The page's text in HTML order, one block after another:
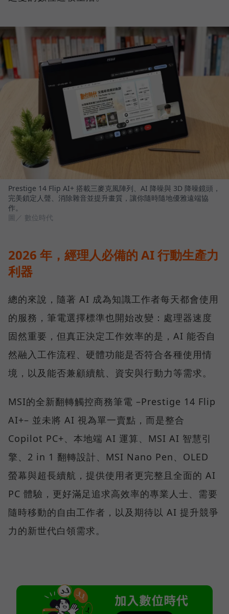
Prestige 14 Flip AI+ 搭載三麥克風陣列、AI 降噪與 3D 降噪鏡頭，
完美鎖定人聲、消除雜音並提升畫質，讓你隨時隨地優雅遠端協
作。
圖／ 數位時代
2026 年，經理人必備的 AI 行動生產力
利器
總的來說，隨著 AI 成為知識工作者每天都會使用
的服務，筆電選擇標準也開始改變：處理器速度
固然重要，但真正決定工作效率的是，AI 能否自
然融入工作流程、硬體功能是否符合各種使用情
境，以及能否兼顧續航、資安與行動力等需求。
MSI的全新翻轉觸控商務筆電 –Prestige 14 Flip
AI+– 並未將 AI 視為單一賣點，而是整合
Copilot PC+、本地端 AI 運算、MSI AI 智慧引
擎、2 in 1 翻轉設計、MSI Nano Pen、OLED
螢幕與超長續航，提供使用者更完整且全面的 AI
PC 體驗，更好滿足追求高效率的專業人士、需要
隨時移動的自由工作者，以及期待以 AI 提升競爭
力的新世代白領需求。